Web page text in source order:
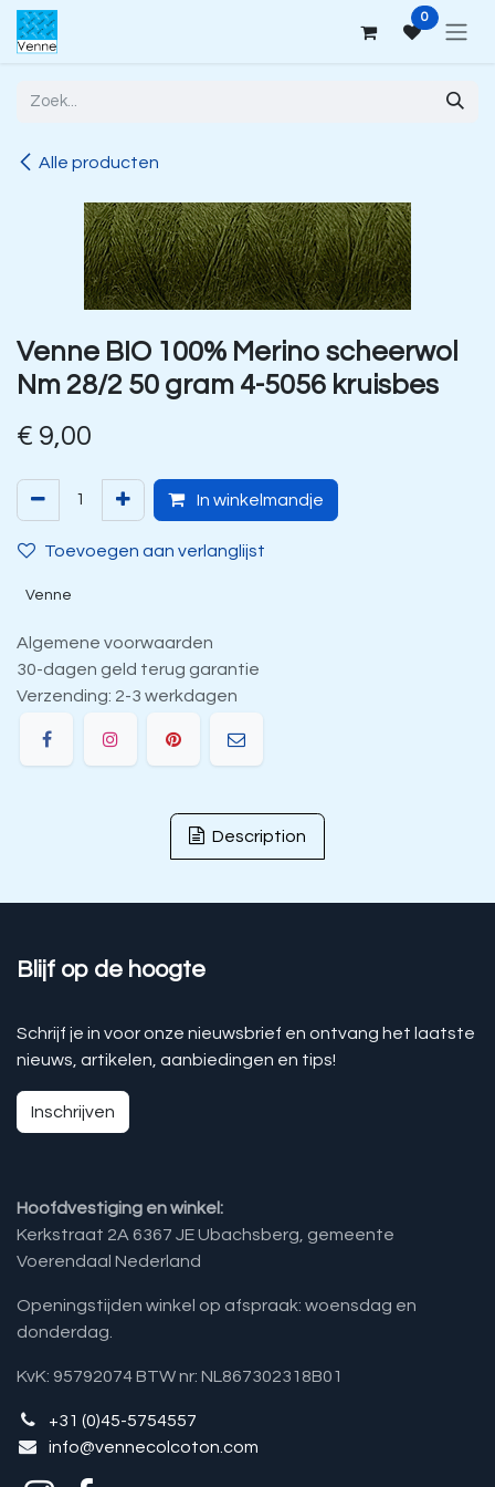
Overslaan naar inhoud 0
Alle producten
Venne BIO 100% Merino scheerwol
Nm 28/2 50 gram 4-5056 kruisbes
€ 9,00
In winkelmandje
Toevoegen aan verlanglijst
Venne
Algemene voorwaarden
30-dagen geld terug garantie
Verzending: 2-3 werkdagen
Description
Blijf op de hoogte
Schrijf je in voor onze nieuwsbrief en ontvang het laatste
nieuws, artikelen, aanbiedingen en tips!
Inschrijven
Hoofdvestiging en winkel:
Kerkstraat 2A 6367 JE Ubachsberg, gemeente
Voerendaal Nederland
Openingstijden winkel op afspraak: woensdag en
donderdag.
KvK: 95792074 BTW nr: NL867302318B01
+31 (0)45-5754557
info@vennecolcoton.com